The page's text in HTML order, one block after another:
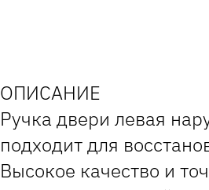
ОПИСАНИЕ
Ручка двери левая
подходит для
Высокое качество и